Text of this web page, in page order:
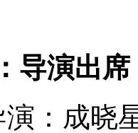
导演出席
演：成晓